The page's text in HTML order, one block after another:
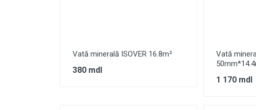
2500mm*1200mm*10mm
Vată minerală ISOVER 16.8m²
380 mdl
Vată
1 170 mdl